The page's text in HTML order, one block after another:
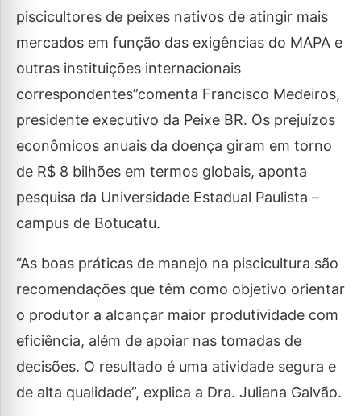
piscicultores de peixes nativos de atingir mais
mercados em função das exigências do MAPA e
outras instituições internacionais
correspondentes”comenta Francisco Medeiros,
presidente executivo da Peixe BR. Os prejuízos
econômicos anuais da doença giram em torno
de R$ 8 bilhões em termos globais, aponta
pesquisa da Universidade Estadual Paulista –
campus de Botucatu.
“As boas práticas de manejo na piscicultura são
recomendações que têm como objetivo orientar
o produtor a alcançar maior produtividade com
eficiência, além de apoiar nas tomadas de
decisões. O resultado é uma atividade segura e
de alta qualidade”, explica a Dra. Juliana Galvão.